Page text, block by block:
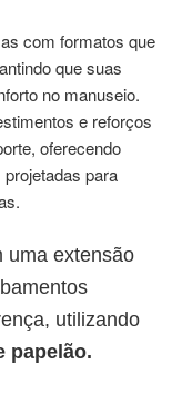
com formatos que
que suas
no manuseio.
e reforços
oferecendo
para
uma extensão
utilizando
papelão.